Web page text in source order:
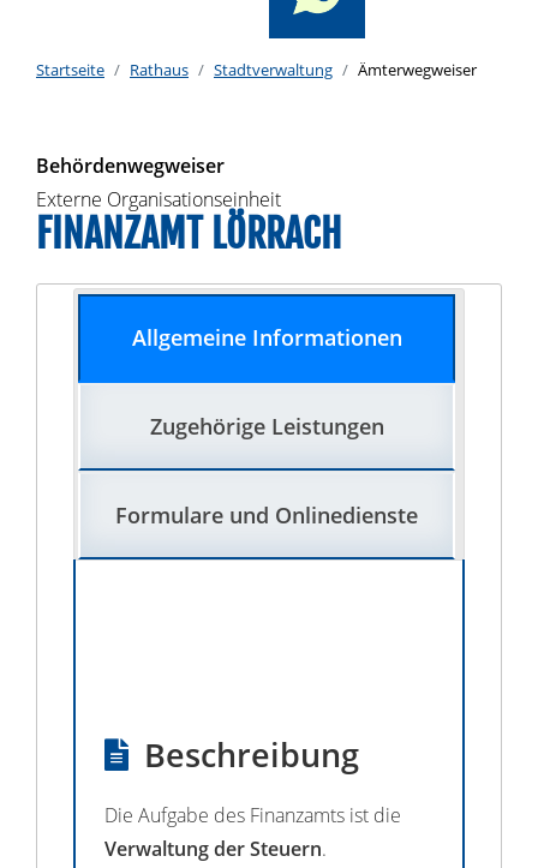
Startseite Rathaus Stadtverwaltung Ämterwegweiser
Behördenwegweiser
Externe Organisationseinheit
FINANZAMT LÖRRACH
Allgemeine Informationen
Zugehörige Leistungen
Formulare und Onlinedienste
Beschreibung
Die Aufgabe des Finanzamts ist die
Verwaltung der Steuern.